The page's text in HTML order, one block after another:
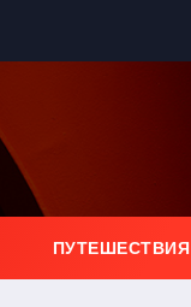
ПУТЕШЕСТВИЯ